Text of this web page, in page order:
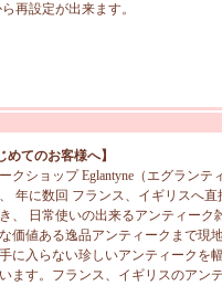
再設定が出来ます。
めてのお客様へ】
クショップ Eglantyne（エグランテ
年に数回 フランス、イギリスへ直
、 日常使いの出来るアンティーク
価値ある逸品アンティークまで現
に入らない珍しいアンティークを
ます。フランス、イギリスのアン